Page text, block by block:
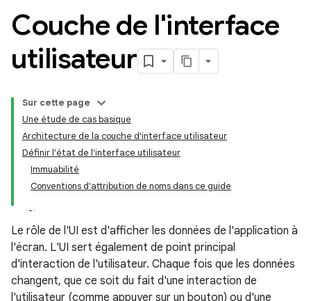
Couche de l'interface
utilisateur
Sur cette page
Une étude de cas basique
Architecture de la couche d'interface utilisateur
Définir l'état de l'interface utilisateur
Immuabilité
Conventions d'attribution de noms dans ce guide
Le rôle de l'UI est d'afficher les données de l'application à
l'écran. L'UI sert également de point principal
d'interaction de l'utilisateur. Chaque fois que les données
changent, que ce soit du fait d'une interaction de
l'utilisateur (comme appuyer sur un bouton) ou d'une